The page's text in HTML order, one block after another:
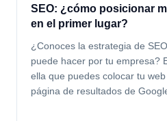
SEO: ¿cómo posicionar
en el primer lugar?
¿Conoces la estrategia de
puede hacer por tu empresa?
ella que puedes colocar tu
página de resultados de